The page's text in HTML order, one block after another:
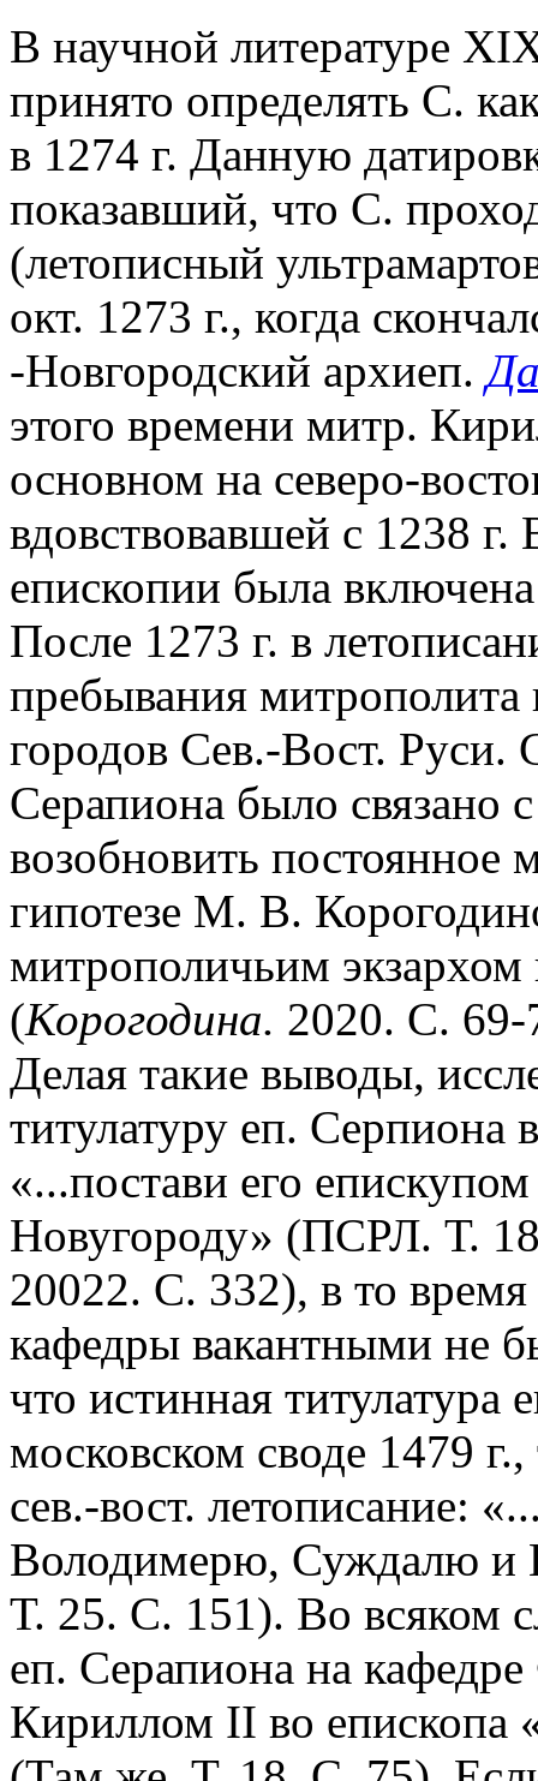
В научной литературе
принято определять С.
в 1274 г. Данную
показавший, что С.
(летописный
окт. 1273 г., когда
-Новгородский архиеп.
этого времени митр.
основном на северо-
вдовствовавшей с 1238
епископии была
После 1273 г. в
пребывания
городов Сев.-Вост. Руси.
Серапиона было связано
возобновить постоянное
гипотезе М. В.
митрополичьим экзархом
(Корогодина. 2020. С.
Делая такие выводы,
титулатуру еп. Серпиона
«...постави его
Новугороду» (ПСРЛ. Т.
20022. С. 332), в то время
кафедры вакантными не
что истинная титулатура
московском своде 1479
сев.-вост. летописание:
Володимерю, Суждалю
Т. 25. С. 151). Во всяком
еп. Серапиона на
Кириллом II во